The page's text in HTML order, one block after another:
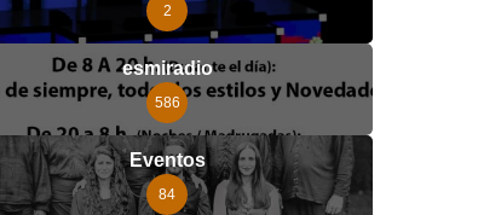
2
esmiradio
586
Eventos
84